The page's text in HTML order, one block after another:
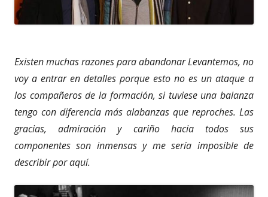
Existen muchas razones para abandonar Levantemos, no
voy a entrar en detalles porque esto no es un ataque a
los compañeros de la formación, si tuviese una balanza
tengo con diferencia más alabanzas que reproches. Las
gracias, admiración y cariño hacia todos sus
componentes son inmensas y me sería imposible de
describir por aquí.